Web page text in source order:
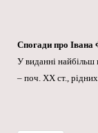
Спогади про Івана
У виданні найбільш
– поч. ХХ ст., рідних